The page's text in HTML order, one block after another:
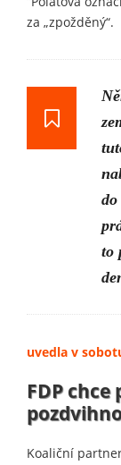
za „zpožděný“.
to
uvedla v
FDP
Koaliční